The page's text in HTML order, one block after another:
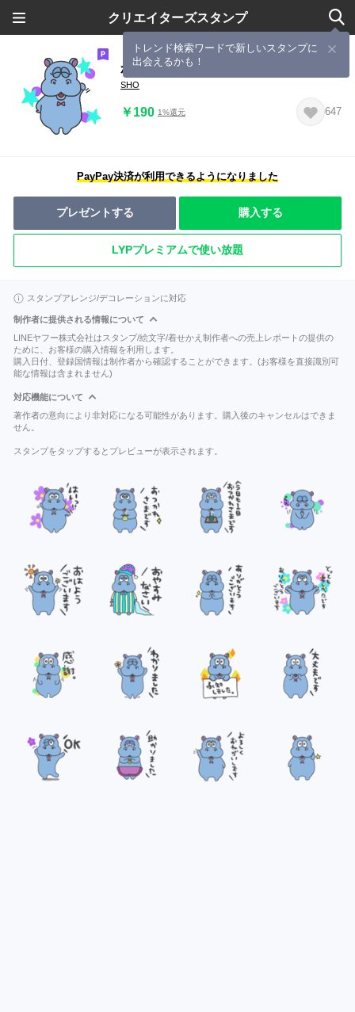
クリエイターズスタンプ
トレンド検索ワードで新しいスタンプに
出会えるかも！
かばおくんスタンプ4
SHO
￥190 1%還元 647
PayPay決済が利用できるようになりました
プレゼントする 購入する
LYPプレミアムで使い放題
スタンプアレンジ/デコレーションに対応
制作者に提供される情報について
LINEヤフー株式会社はスタンプ/絵文字/着せかえ制作者への売上レポートの提供の
ために、お客様の購入情報を利用します。
購入日付、登録国情報は制作者から確認することができます。(お客様を直接識別可
能な情報は含まれません)
対応機能について
著作者の意向により非対応になる可能性があります。購入後のキャンセルはできま
せん。
スタンプをタップするとプレビューが表示されます。